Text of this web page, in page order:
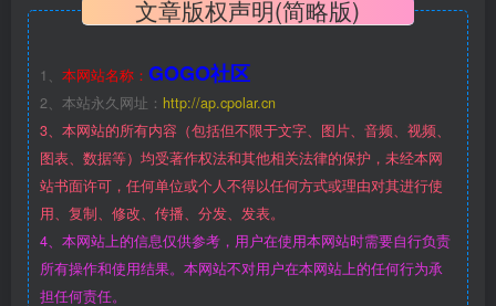
文章版权声明(简略版)
1、 本网站名称： GOGO社区
2、本站永久网址： http://ap.cpolar.cn
3、本网站的所有内容（包括但不限于文字、图片、音频、视频、
图表、数据等）均受著作权法和其他相关法律的保护，未经本网
站书面许可，任何单位或个人不得以任何方式或理由对其进行使
用、复制、修改、传播、分发、发表。
4、本网站上的信息仅供参考，用户在使用本网站时需要自行负责
所有操作和使用结果。本网站不对用户在本网站上的任何行为承
担任何责任。